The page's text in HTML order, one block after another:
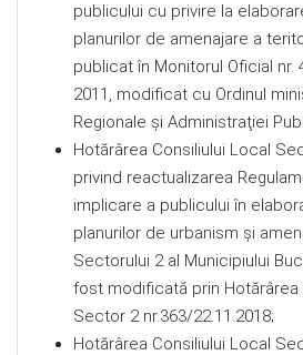
publicului cu privire la
planurilor de amenajare a
publicat în Monitorul Oficial nr.
2011, modificat cu Ordinul
Regionale şi Administraţiei
Hotărârea Consiliului Local
privind reactualizarea
implicare a publicului în
planurilor de urbanism şi
Sectorului 2 al Municipiului
fost modificată prin Hotărârea
Sector 2 nr.363/22.11.2018;
Hotărârea Consiliului Local